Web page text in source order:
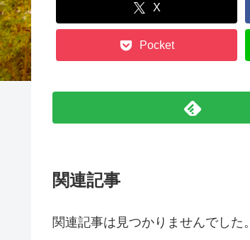
X
Pocket
関連記事
関連記事は見つかりませんでした。